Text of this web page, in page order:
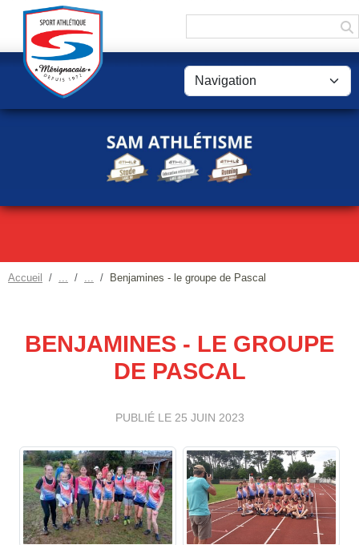
Accueil Benjamines - le groupe de Pascal
BENJAMINES - LE GROUPE
DE PASCAL
PUBLIÉ LE 25 JUIN 2023
Panneau de gestion des cookies